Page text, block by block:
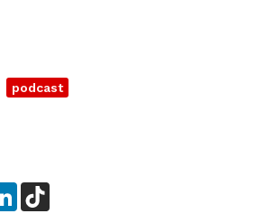
podcast
LinkedIn